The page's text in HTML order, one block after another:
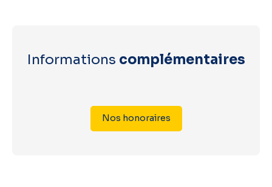
Informations complémentaires
Nos honoraires